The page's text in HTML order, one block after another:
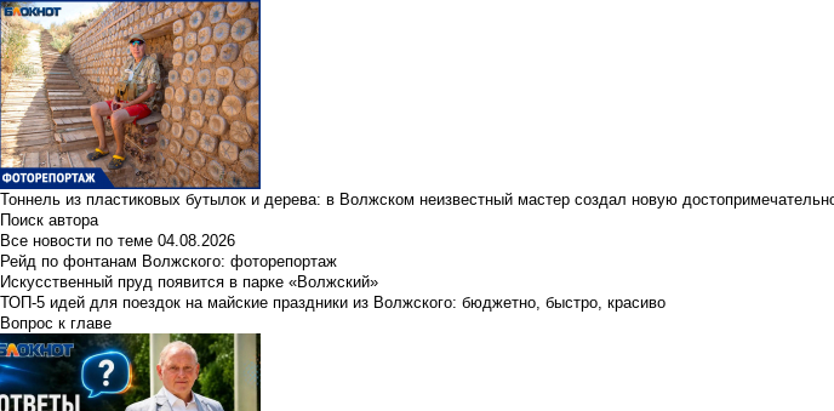
Тоннель из пластиковых бутылок и дерева: в Волжском неизвестный мастер создал новую
Поиск автора
Все новости по теме 04.08.2026
Рейд по фонтанам Волжского: фоторепортаж
Искусственный пруд появится в парке «Волжский»
ТОП-5 идей для поездок на майские праздники из Волжского: бюджетно, быстро, красиво
Вопрос к главе